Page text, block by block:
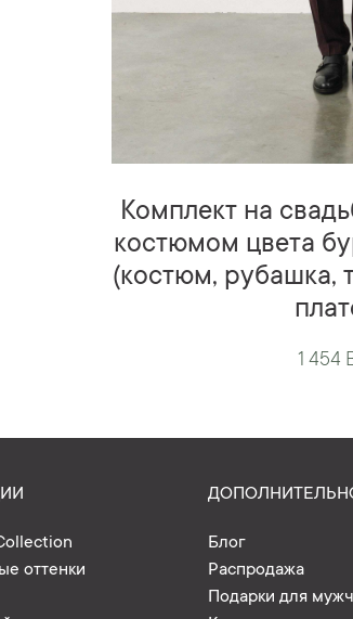
Комплект на
костюмом цвета
(костюм, рубашка,
1 454
оттенки
Блог
Распродажа
Подарки для